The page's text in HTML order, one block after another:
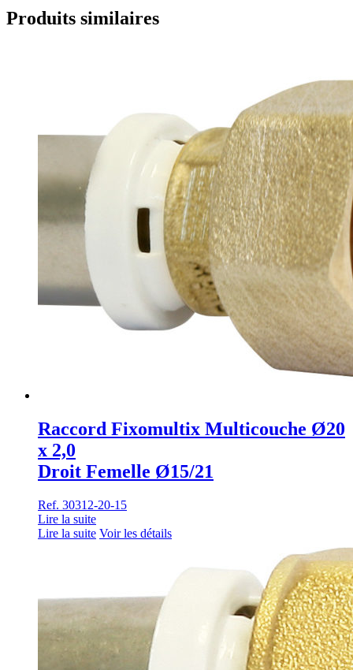
Produits similaires
Raccord Fixomultix Multicouche Ø20
x 2,0
Droit Femelle Ø15/21
Ref. 30312-20-15
Lire la suite
Lire la suite Voir les détails